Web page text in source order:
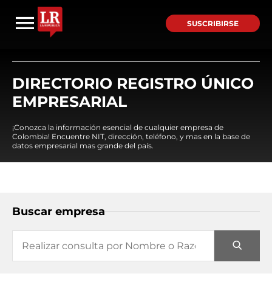
SUSCRIBIRSE
DIRECTORIO REGISTRO ÚNICO
EMPRESARIAL
¡Conozca la información esencial de cualquier empresa de
Colombia! Encuentre NIT, dirección, teléfono, y mas en la base de
datos empresarial mas grande del país.
Buscar empresa